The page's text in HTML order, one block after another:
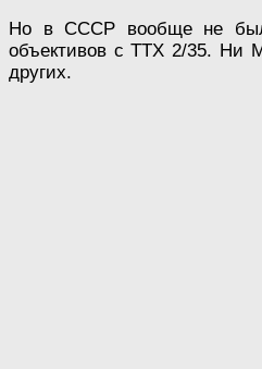
Но в СССР вообще не
объективов с ТТХ 2/35. Ни
других.